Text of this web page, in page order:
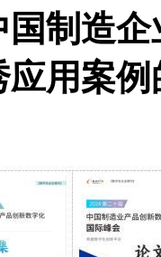
制造
用案